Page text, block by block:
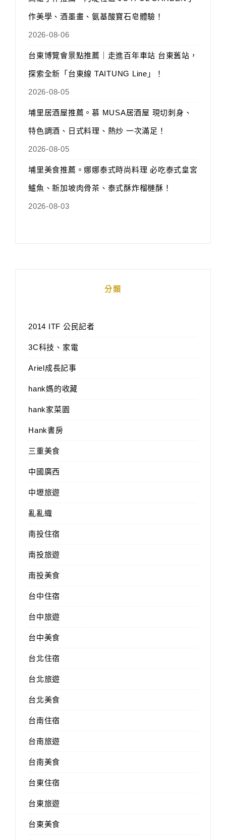
作美學、酒墨畫、氨基酸寶石皂體驗！
2026-08-06
台東博覽會景點推薦｜走進百年車站 台東舊站，
探索全新「台東線 TAITUNG Line」！
2026-08-05
埔里居酒屋推薦。慕 MUSA居酒屋 現切刺身、
特色調酒、日式料理、熱炒 一次滿足！
2026-08-05
埔里美食推薦。娜娜泰式時尚料理 必吃泰式皇宮
鱸魚、新加坡肉骨茶、泰式酥炸榴槤酥！
2026-08-03
分類
2014 ITF 公民記者
3C科技、家電
Ariel成長記事
hank媽的收藏
hank家菜園
Hank書房
三重美食
中國廣西
中壢旅遊
亂亂織
南投住宿
南投旅遊
南投美食
台中住宿
台中旅遊
台中美食
台北住宿
台北旅遊
台北美食
台南住宿
台南旅遊
台南美食
台東住宿
台東旅遊
台東美食